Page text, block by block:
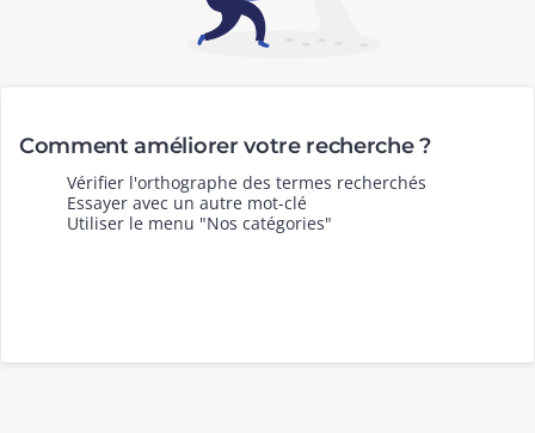
Comment améliorer votre recherche ?
Vérifier l'orthographe des termes recherchés
Essayer avec un autre mot-clé
Utiliser le menu "Nos catégories"